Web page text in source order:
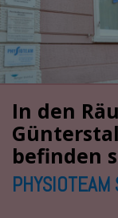
In den
befinden